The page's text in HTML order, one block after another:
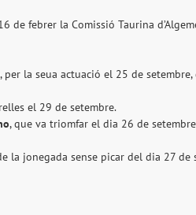
de febrer la Comissió Taurina
, per la seua actuació el 25 de setembre,
el 29 de setembre.
, que va triomfar el dia 26 de
la jonegada sense picar del dia 27 de